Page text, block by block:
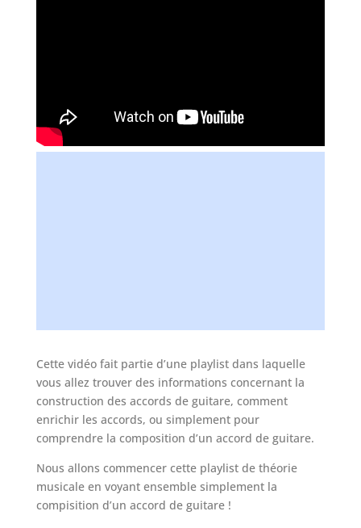
Cette vidéo fait partie d’une playlist dans laquelle
vous allez trouver des informations concernant la
construction des accords de guitare, comment
enrichir les accords, ou simplement pour
comprendre la composition d’un accord de guitare.
Nous allons commencer cette playlist de théorie
musicale en voyant ensemble simplement la
compisition d’un accord de guitare !